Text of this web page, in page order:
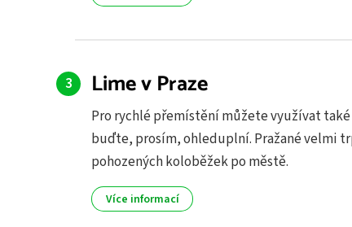
Lime v Praze
Pro rychlé přemístění můžete využívat
buďte, prosím, ohleduplní. Pražané velmi
pohozených koloběžek po městě.
Více informací